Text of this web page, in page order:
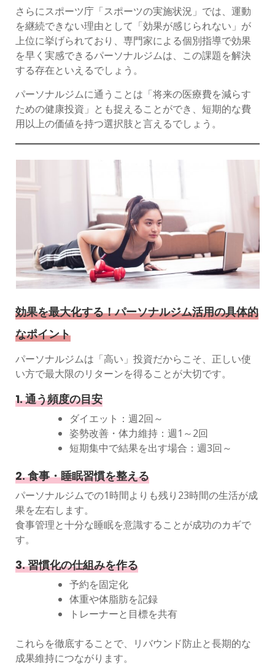
さらにスポーツ庁「スポーツの実施状況」では、運動
を継続できない理由として「効果が感じられない」が
上位に挙げられており、専門家による個別指導で効果
を早く実感できるパーソナルジムは、この課題を解決
する存在といえるでしょう。
パーソナルジムに通うことは「将来の医療費を減らす
ための健康投資」とも捉えることができ、短期的な費
用以上の価値を持つ選択肢と言えるでしょう。
効果を最大化する！パーソナルジム活用の具体的
なポイント
パーソナルジムは「高い」投資だからこそ、正しい使
い方で最大限のリターンを得ることが大切です。
1. 通う頻度の目安
ダイエット：週2回～
姿勢改善・体力維持：週1～2回
短期集中で結果を出す場合：週3回～
2. 食事・睡眠習慣を整える
パーソナルジムでの1時間よりも残り23時間の生活が成
果を左右します。
食事管理と十分な睡眠を意識することが成功のカギで
す。
3. 習慣化の仕組みを作る
予約を固定化
体重や体脂肪を記録
トレーナーと目標を共有
これらを徹底することで、リバウンド防止と長期的な
成果維持につながります。